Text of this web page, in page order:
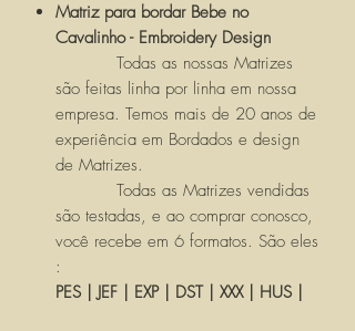
Matriz para bordar Bebe no
Cavalinho - Embroidery Design
Todas as nossas Matrizes
são feitas linha por linha em nossa
empresa. Temos mais de 20 anos de
experiência em Bordados e design
de Matrizes.
Todas as Matrizes vendidas
são testadas, e ao comprar conosco,
você recebe em 6 formatos. São eles
:
PES | JEF | EXP | DST | XXX | HUS |